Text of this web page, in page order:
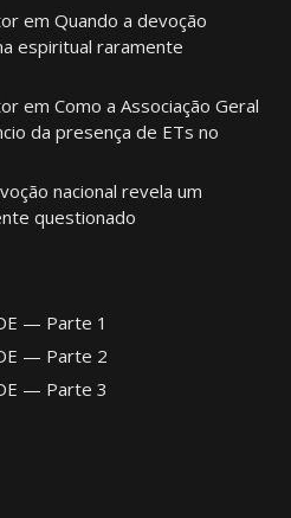
em Quando a devoção
espiritual raramente
em Como a Associação Geral
da presença de ETs no
nacional revela um
questionado
— Parte 1
— Parte 2
— Parte 3